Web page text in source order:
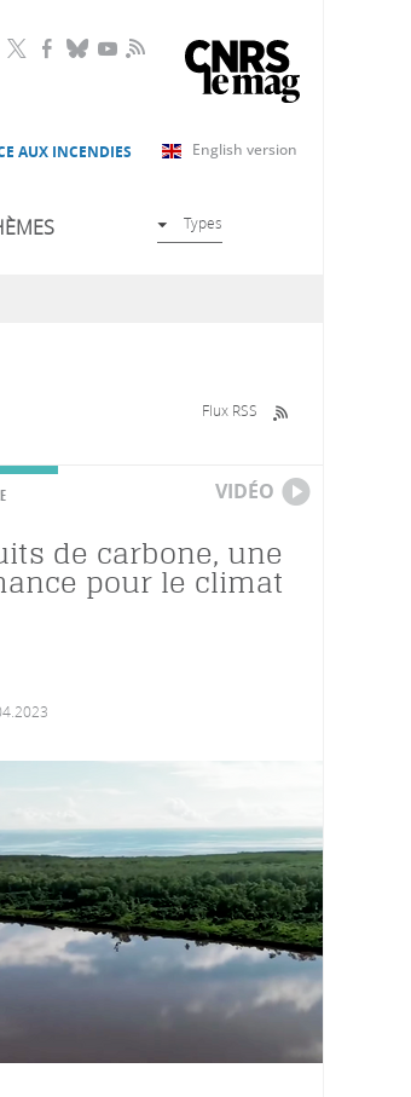
RSS
English version
AUX INCENDIES
Types
Flux RSS
VIDÉO
de carbone, une
pour le climat